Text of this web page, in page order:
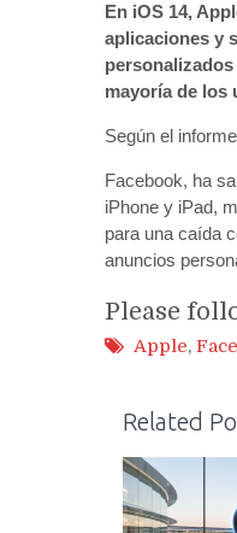
En iOS 14,
aplicaciones y
mayoría de los
Según el
Facebook, ha
iPhone y iPad,
para una caída
anuncios
Please
Apple,
Related